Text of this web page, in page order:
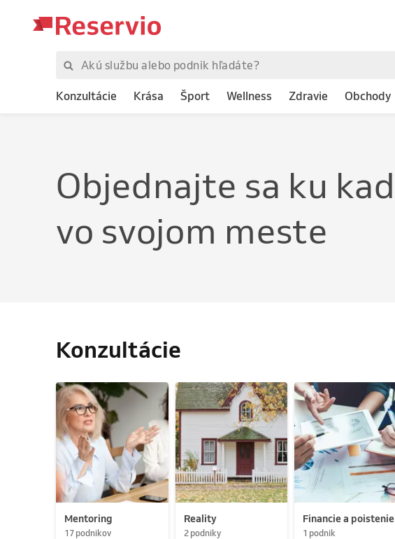
Konzultácie Krása Šport Wellness Zdravie Obchody
Objednajte sa na
vo svojom meste
Konzultácie
Mentoring
17 podnikov
Reality
2 podniky
Financie a poistenie
1 podnik